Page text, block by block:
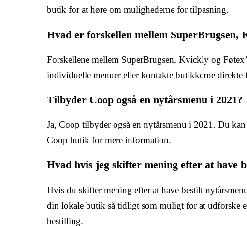
butik for at høre om mulighederne for tilpasning.
Hvad er forskellen mellem SuperBrugsen,
Forskellene mellem SuperBrugsen, Kvickly og
individuelle menuer eller kontakte butikkerne
Tilbyder Coop også en nytårsmenu i 2021?
Ja, Coop tilbyder også en nytårsmenu i 2021. Du
Coop butik for mere information.
Hvad hvis jeg skifter mening efter at have
Hvis du skifter mening efter at have bestilt
din lokale butik så tidligt som muligt for at udforske
bestilling.